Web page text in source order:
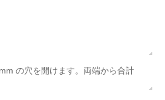
の穴を開けます。両端から合計